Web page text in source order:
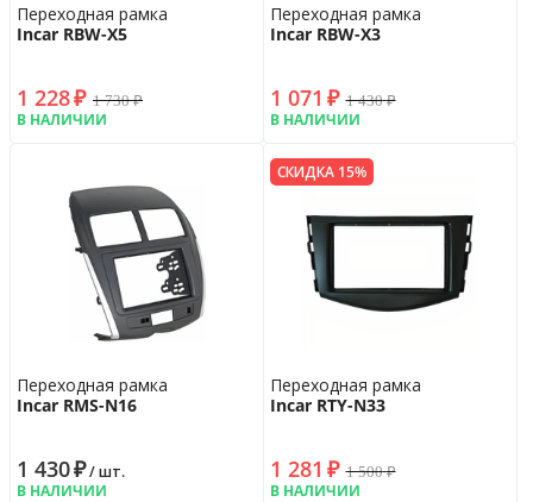
Переходная рамка
Incar RBW-X5
1 228₽ 1 730₽
В НАЛИЧИИ
Переходная рамка
Incar RBW-X3
1 071 ₽ 1 430₽
В НАЛИЧИИ
Переходная рамка
Incar RMS-N16
1 430₽/ шт.
В НАЛИЧИИ
СКИДКА 15%
Переходная рамка
Incar RTY-N33
1 281 ₽ 1 500₽
В НАЛИЧИИ